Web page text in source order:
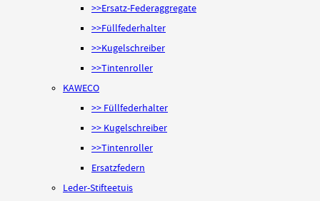
>>Ersatz-Federaggregate
>>Füllfederhalter
>>Kugelschreiber
>>Tintenroller
KAWECO
>> Füllfederhalter
>> Kugelschreiber
>>Tintenroller
Ersatzfedern
Leder-Stifteetuis